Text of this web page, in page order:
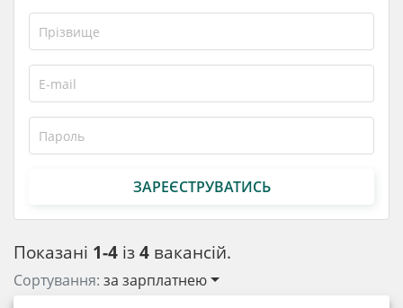
Показані 1-4 із4 вакансій.
Сортування: за зарплатнею
ЗАРЕЄСТРУВАТИСЬ